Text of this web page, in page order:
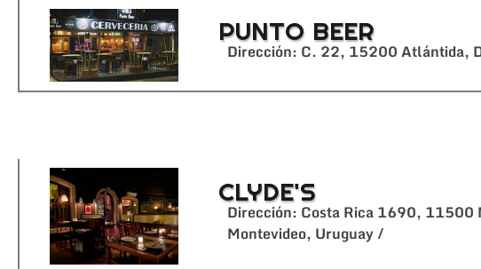
PUNTO BEER
Dirección: C. 22, 15200 Atlántida,
CLYDE'S
Dirección: Costa Rica 1690, 11500
Montevideo, Uruguay /